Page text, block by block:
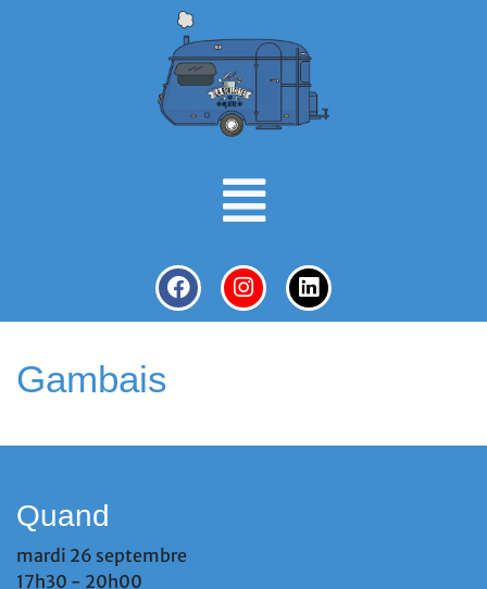
Gambais
Quand
mardi 26 septembre
17h30 - 20h00